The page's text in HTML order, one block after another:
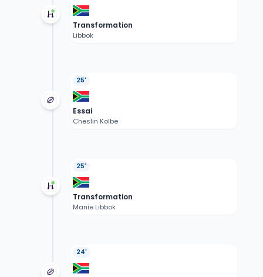
Transformation
Libbok
25'
Essai
Cheslin Kolbe
25'
Transformation
Manie Libbok
24'